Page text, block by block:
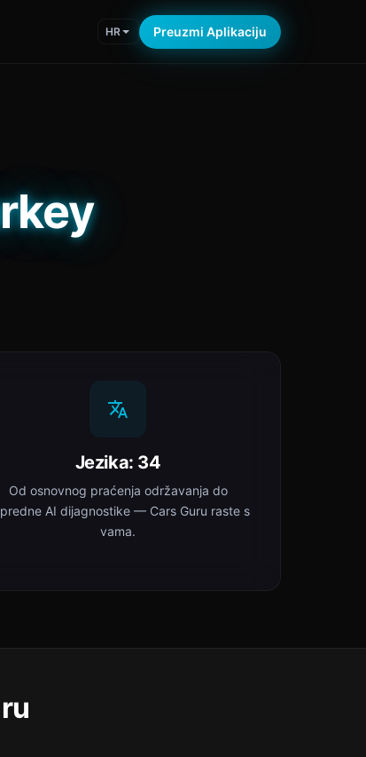
HR Preuzmi Aplikaciju
Jezika: 34
Od osnovnog praćenja održavanja do
AI dijagnostike — Cars Guru raste s
vama.